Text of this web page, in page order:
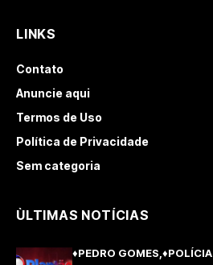
LINKS
Contato
Anuncie aqui
Termos de Uso
Política de Privacidade
Sem categoria
ÙLTIMAS NOTÍCIAS
♦PEDRO GOMES ♦POLÍCIA